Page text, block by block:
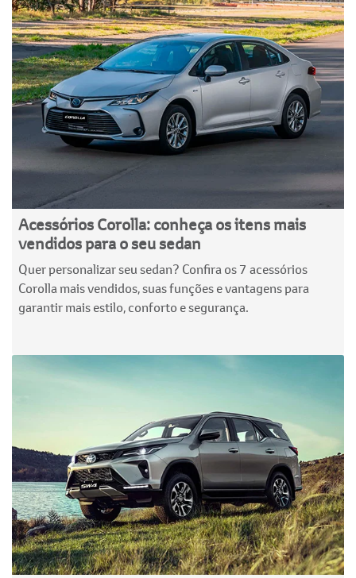
Acessórios Corolla: conheça os itens mais
vendidos para o seu sedan
Quer personalizar seu sedan? Confira os 7 acessórios
Corolla mais vendidos, suas funções e vantagens para
garantir mais estilo, conforto e segurança.